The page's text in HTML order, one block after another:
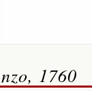
1760